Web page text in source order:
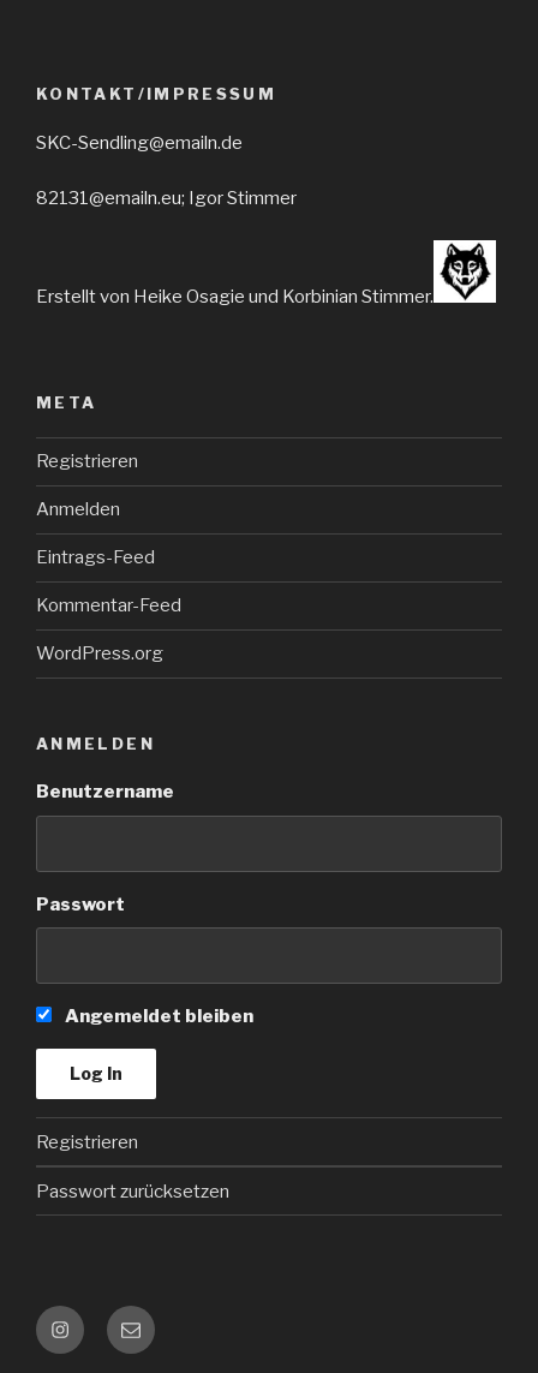
KONTAKT/IMPRESSUM
SKC-Sendling@emailn.de
82131@emailn.eu; Igor Stimmer
Erstellt von Heike Osagie und Korbinian Stimmer.
META
Registrieren
Anmelden
Eintrags-Feed
Kommentar-Feed
WordPress.org
ANMELDEN
Benutzername
Passwort
Angemeldet bleiben
Registrieren
Passwort zurücksetzen
InstagramKontakt
e-